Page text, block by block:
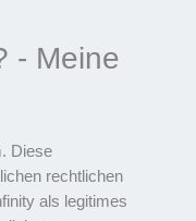
- Meine
Diese
rechtlichen
als legitimes